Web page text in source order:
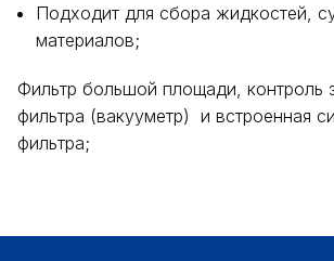
Подходит для сбора жидкостей,
материалов;
Фильтр большой площади, контроль
фильтра (вакууметр) и встроенная
фильтра;